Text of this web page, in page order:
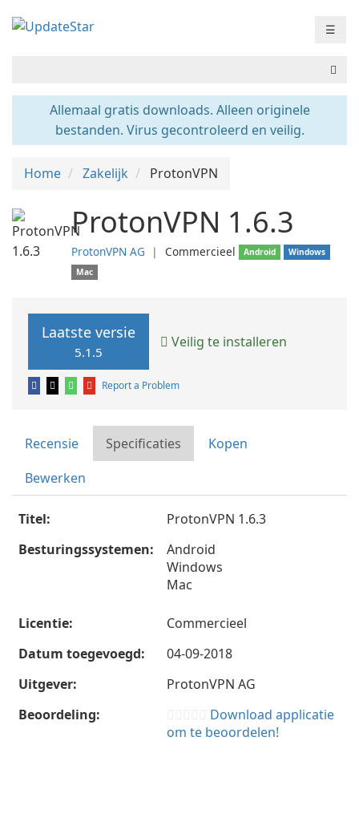
☰
Allemaal gratis downloads. Alleen originele
bestanden. Virus gecontroleerd en veilig.
Home Zakelijk ProtonVPN
ProtonVPN 1.6.3
ProtonVPN AG ❘ Commercieel Android
Windows
Mac
Laatste versie
5.1.5
Veilig te installeren
Report a Problem
Recensie Specificaties
Kopen
Bewerken
Titel:
ProtonVPN 1.6.3
Besturingssystemen:
Android
Windows
Mac
Licentie:
Commercieel
Datum toegevoegd:
04-09-2018
Uitgever:
ProtonVPN AG
Beoordeling:
Download applicatie
om te beoordelen!